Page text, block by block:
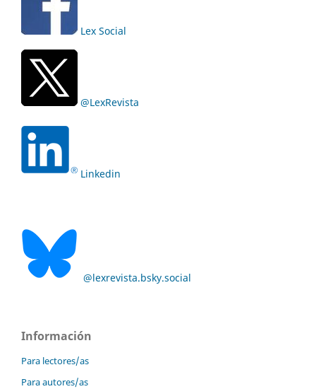
Lex Social
@LexRevista
Linkedin
@lexrevista.bsky.social
Información
Para lectores/as
Para autores/as